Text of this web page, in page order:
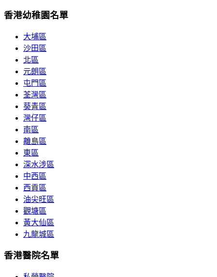
香港幼稚園名單
大埔區
沙田區
北區
元朗區
屯門區
荃灣區
葵青區
灣仔區
南區
離島區
東區
深水涉區
中西區
西貢區
油尖旺區
觀塘區
黃大仙區
九龍城區
香港醫院名單